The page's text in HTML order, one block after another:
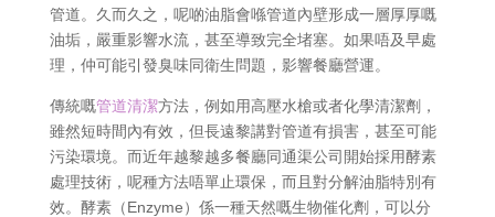
管道。久而久之，呢啲油脂會喺管道內壁形成一層厚厚嘅
油垢，嚴重影響水流，甚至導致完全堵塞。如果唔及早處
理，仲可能引發臭味同衛生問題，影響餐廳營運。
傳統嘅管道清潔方法，例如用高壓水槍或者化學清潔劑，
雖然短時間內有效，但長遠黎講對管道有損害，甚至可能
污染環境。而近年越黎越多餐廳同通渠公司開始採用酵素
處理技術，呢種方法唔單止環保，而且對分解油脂特別有
效。酵素（Enzyme）係一種天然嘅生物催化劑，可以分